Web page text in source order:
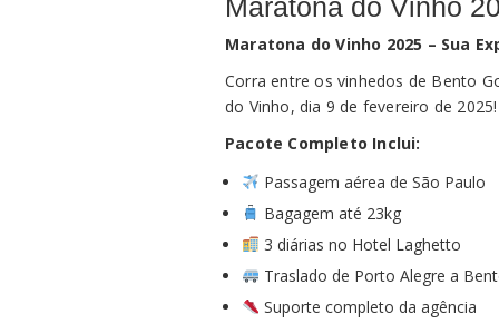
Maratona do Vinho
Maratona do Vinho 2025 – Sua
Corra entre os vinhedos de Bento
do Vinho, dia 9 de fevereiro de
Pacote Completo Inclui:
Passagem aérea de São Paulo
Bagagem até 23kg
3 diárias no Hotel Laghetto
Traslado de Porto Alegre a
Suporte completo da agência